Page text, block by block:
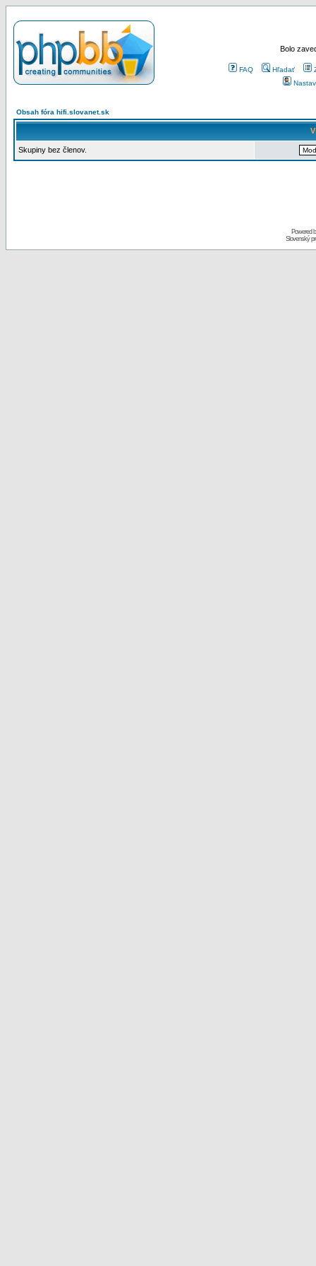
Bolo
FAQ Hľadať
Obsah fóra hifi.slovanet.sk
Skupiny bez členov.
Powered
Slovenský